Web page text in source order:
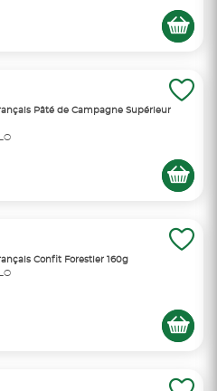
Pâté de Campagne Supérieur
Confit Forestier 160g